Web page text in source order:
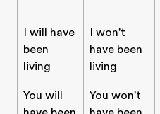
I will have
been
living
I won't
have been
living
You will
You won't